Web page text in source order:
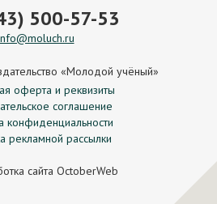
500-57-53
«Молодой учёный»
оферта и реквизиты
соглашение
конфиденциальности
рекламной рассылки
сайта OctoberWeb